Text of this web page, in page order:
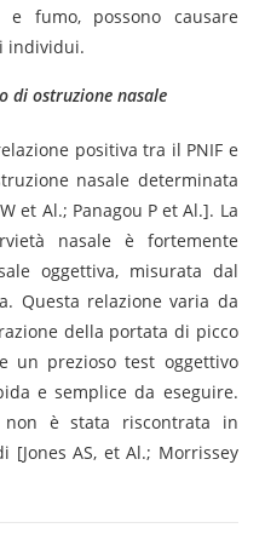
e fumo, possono causare
individui.
di ostruzione nasale
positiva tra il PNIF e
nasale determinata
et Al.; Panagou P et Al.]. La
nasale è fortemente
oggettiva, misurata dal
Questa relazione varia da
della portata di picco
un prezioso test oggettivo
e semplice da eseguire.
non è stata riscontrata in
AS, et Al.; Morrissey